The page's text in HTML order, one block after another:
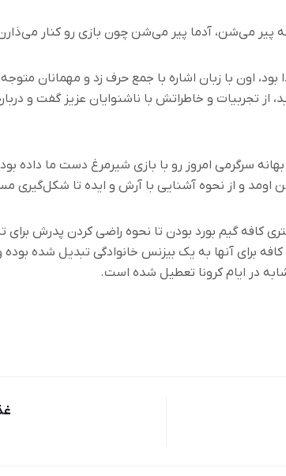
پیر می‌شن، آدما پیر می‌شن چون بازی رو کنار
اون با زبان اشاره با جمع حرف زد و مهمانان
از تجربیات و خاطراتش با ناشنوایان عزیز گفت و
سرگرمی امروز رو با بازی شیرمرغ دست ما داده
و از نحوه آشنایی با آرش و ایده تا شکل‌گیری
کافه گیم بورد بودن تا نحوه راضی کردن پدرش برای
برای آنها به یک بیزنس خانوادگی تبدیل شده بوده و
در ایام کرونا تعطیل شده است.